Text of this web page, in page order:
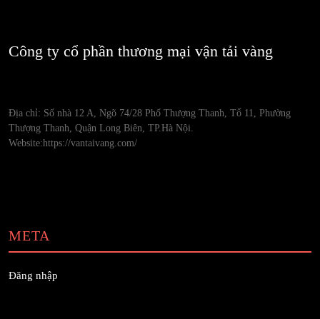
Công ty cổ phần thương mại vận tải vàng
Địa chỉ: Số nhà 12 A, Ngõ 74/28 Phố Thượng Thanh, Tổ 11, Phường
Thượng Thanh, Quận Long Biên, TP.Hà Nội.
Website:https://vantaivang.com/
META
Đăng nhập